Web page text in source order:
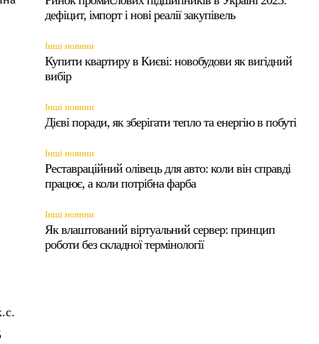
дефіцит, імпорт і нові реалії закупівель
Інші новини
Купити квартиру в Києві: новобудови як вигідний
вибір
Інші новини
Дієві поради, як зберігати тепло та енергію в побуті
Інші новини
Реставраційний олівець для авто: коли він справді
працює, а коли потрібна фарба
Інші новини
Як влаштований віртуальний сервер: принцип
роботи без складної термінології